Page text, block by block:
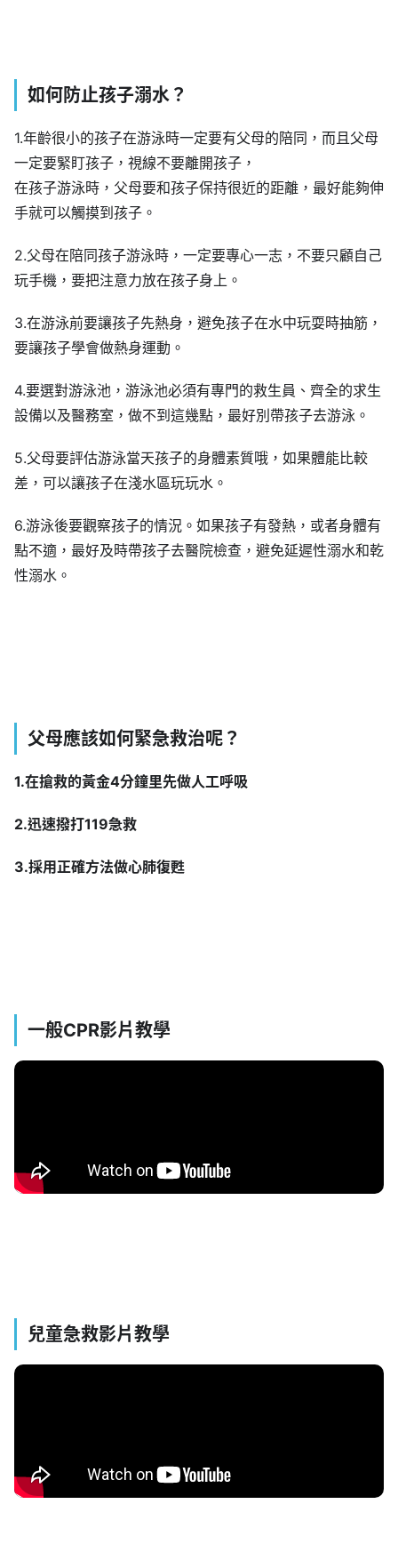
如何防止孩子溺水？
1.年齡很小的孩子在游泳時一定要有父母的陪同，而且父母
一定要緊盯孩子，視線不要離開孩子，
在孩子游泳時，父母要和孩子保持很近的距離，最好能夠伸
手就可以觸摸到孩子。
2.父母在陪同孩子游泳時，一定要專心一志，不要只顧自己
玩手機，要把注意力放在孩子身上。
3.在游泳前要讓孩子先熱身，避免孩子在水中玩耍時抽筋，
要讓孩子學會做熱身運動。
4.要選對游泳池，游泳池必須有專門的救生員、齊全的求生
設備以及醫務室，做不到這幾點，最好別帶孩子去游泳。
5.父母要評估游泳當天孩子的身體素質哦，如果體能比較
差，可以讓孩子在淺水區玩玩水。
6.游泳後要觀察孩子的情況。如果孩子有發熱，或者身體有
點不適，最好及時帶孩子去醫院檢查，避免延遲性溺水和乾
性溺水。
父母應該如何緊急救治呢？
1.在搶救的黃金4分鐘里先做人工呼吸
2.迅速撥打119急救
3.採用正確方法做心肺復甦
一般CPR影片教學
兒童急救影片教學